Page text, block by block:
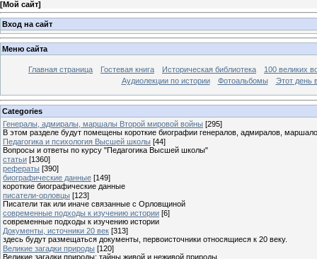
[Мой сайт]
Вход на сайт
Меню сайта
Главная страница Гостевая книга Историческая библиотека
100 великих
Аудиолекции по истории
Фотоальбомы Этот день
Categories
Генералы, адмиралы, маршалы Второй мировой войны [295]
В этом разделе будут помещены короткие биографии генералов, адмиралов,
Педагогика и психология Высшей школы [44]
Вопросы и ответы по курсу "Педагогика Высшей школы"
статьи [1360]
рефераты [390]
биографические данные [149]
короткие биографические данные
писатели-орловцы [123]
Писатели так или иначе связанные с Орловщиной
современные подходы к изучению истории [6]
современные подходы к изучению истории
Документы, источники 20 век [313]
здесь будут размещаться документы, первоисточники относящиеся к 20 веку.
Великие загадки природы [120]
Великие загадки природы: тайны живой и неживой природы